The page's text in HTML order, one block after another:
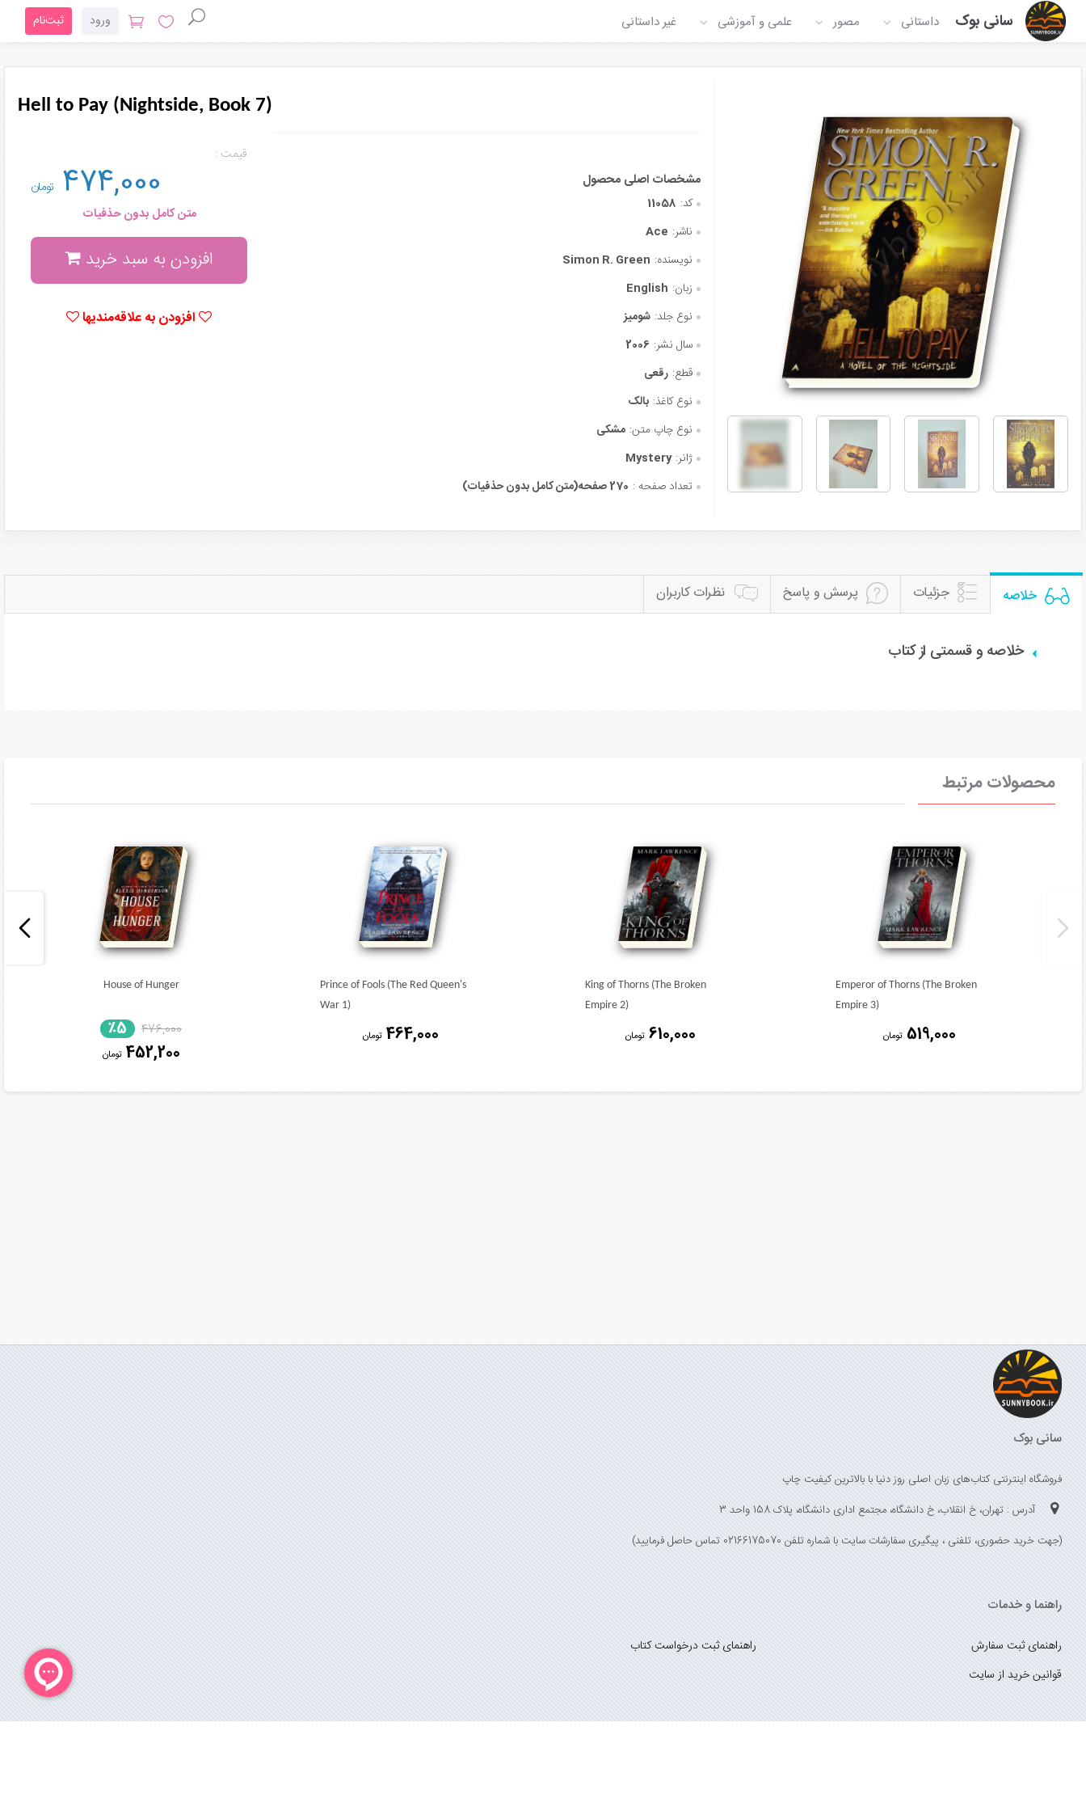
سانی بوک داستانی مصور علمی و آموزشی غیر داستانی ورود ثبت‌نام
Hell to Pay (Nightside, Book 7)
کد: 11058
ناشر: Ace
نویسنده: Simon R. Green
زبان: English
نوع جلد: شومیز
سال نشر: 2006
قطع: رقعی
نوع کاغذ: بالک
نوع چاپ متن: مشکی
ژانر: Mystery
تعداد صفحه : 270 صفحه(متن کامل بدون حذفیات)
قیمت :
474,000 تومان
متن کامل بدون حذفیات
افزودن به سبد خرید
افزودن به علاقه‌مندیها
خلاصه جزئیات پرسش و پاسخ نظرات کاربران
خلاصه و قسمتی از کتاب
محصولات مرتبط
Emperor of Thorns (The Broken
Empire 3)
519,000 تومان
King of Thorns (The Broken
Empire 2)
610,000 تومان
Prince of Fools (The Red Queen's
War 1)
464,000 تومان
House of Hunger
476,000
٪5
452,200 تومان
سانی بوک
فروشگاه اینترنتی کتاب‌های زبان اصلی روز دنیا با بالاترین کیفیت چاپ
آدرس : تهران، خ انقلاب، خ دانشگاه، مجتمع اداری دانشگاه، پلاک 158 واحد 3
(جهت خرید حضوری، تلفنی ، پیگیری سفارشات سایت با شماره تلفن 02166175070 تماس حاصل فرمایید)
راهنما و خدمات
راهنمای ثبت سفارش
راهنمای ثبت درخواست کتاب
قوانین خرید از سایت
_